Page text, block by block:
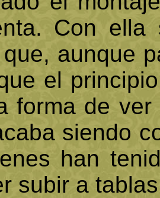
Con
aunque
el
forma de
siendo
han
subir a